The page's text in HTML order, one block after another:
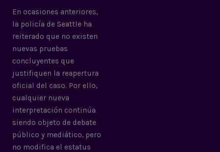
En ocasiones anteriores,
la policía de Seattle ha
reiterado que no existen
nuevas pruebas
concluyentes que
justifiquen la reapertura
oficial del caso. Por ello,
cualquier nueva
interpretación continúa
siendo objeto de debate
público y mediático, pero
no modifica el estatus